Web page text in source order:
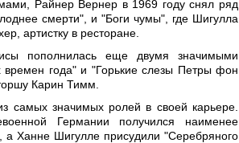
Райнер Вернер в 1969 году снял ряд
смерти", и "Боги чумы", где Шигулла
артистку в ресторане.
пополнилась еще двумя значимыми
года" и "Горькие слезы Петры фон
Карин Тимм.
самых значимых ролей в своей карьере.
Германии получился наименее
Ханне Шигулле присудили "Серебряного